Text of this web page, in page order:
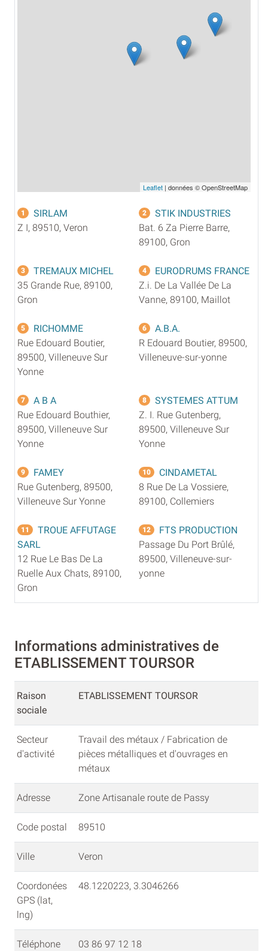
Leaflet | données © OpenStreetMap
1
SIRLAM
Z I, 89510, Veron
2
STIK INDUSTRIES
Bat. 6 Za Pierre Barre,
89100, Gron
3
TREMAUX MICHEL
35 Grande Rue, 89100,
Gron
4
EURODRUMS FRANCE
Z.i. De La Vallée De La
Vanne, 89100, Maillot
5
RICHOMME
Rue Edouard Boutier,
89500, Villeneuve Sur
Yonne
6
A.B.A.
R Edouard Boutier, 89500,
Villeneuve-sur-yonne
7
A B A
Rue Edouard Bouthier,
89500, Villeneuve Sur
Yonne
8
SYSTEMES ATTUM
Z. I. Rue Gutenberg,
89500, Villeneuve Sur
Yonne
9
FAMEY
Rue Gutenberg, 89500,
Villeneuve Sur Yonne
10
CINDAMETAL
8 Rue De La Vossiere,
89100, Collemiers
11
TROUE AFFUTAGE
SARL
12 Rue Le Bas De La
Ruelle Aux Chats, 89100,
Gron
12
FTS PRODUCTION
Passage Du Port Brûlé,
89500, Villeneuve-sur-
yonne
Informations administratives de
ETABLISSEMENT TOURSOR
Raison
sociale
ETABLISSEMENT TOURSOR
Secteur
d'activité
Travail des métaux / Fabrication de
pièces métalliques et d'ouvrages en
métaux
Adresse Zone Artisanale route de Passy
Code postal 89510
Ville Veron
Coordonées
GPS (lat,
lng)
48.1220223, 3.3046266
Téléphone 03 86 97 12 18